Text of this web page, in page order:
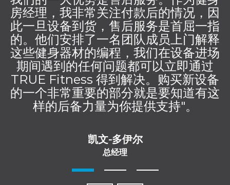
房经理，我非常关注付款后的情况，因
此一旦设备到货，售后服务是首屈一指
的。他们安排了一名团队成员上门解释
这些健身器材的编程，我们在设备进场
期间遇到的任何问题都可以立即通过
TRUE Fitness 得到解决。购买新设备
的一个非常重要的部分就是要知道有这
样的后备力量为你提供支持"。
凯文-多伊尔
总经理